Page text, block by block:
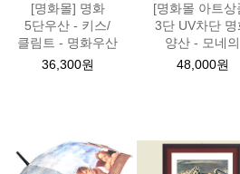
[명화몰] 명화
5단우산 - 키스/
클림트 - 명화우산
36,300원
[명화몰 아트상
3단 UV차단 명
양산 - 모네의
48,000원